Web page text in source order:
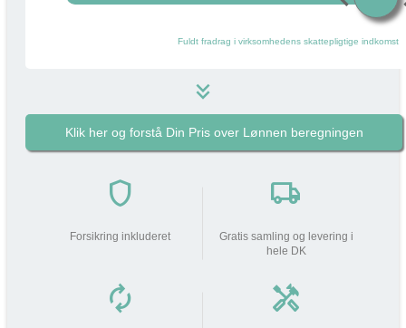
Fuldt fradrag i virksomhedens skattepligtige indkomst
keyboard_double_arrow_down
2.369 kr
do_not_disturb_on
Klik her og forstå Din Pris over Lønnen beregningen
shield
Forsikring inkluderet
local_shipping
Gratis samling og levering i
hele DK
autorenew handyman